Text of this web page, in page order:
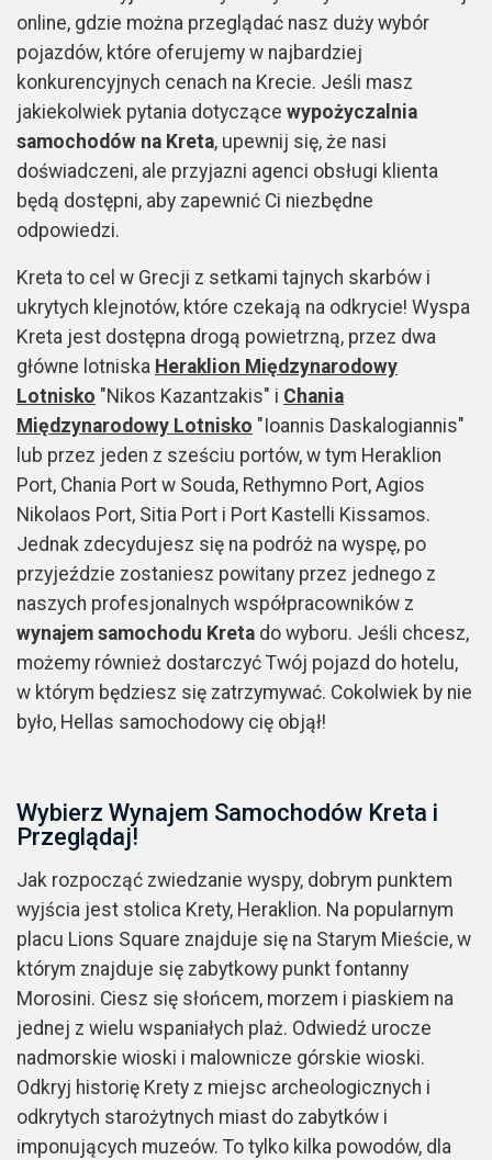
online, gdzie można przeglądać nasz duży wybór
pojazdów, które oferujemy w najbardziej
konkurencyjnych cenach na Krecie. Jeśli masz
jakiekolwiek pytania dotyczące wypożyczalnia
samochodów na Kreta, upewnij się, że nasi
doświadczeni, ale przyjazni agenci obsługi klienta
będą dostępni, aby zapewnić Ci niezbędne
odpowiedzi.
Kreta to cel w Grecji z setkami tajnych skarbów i
ukrytych klejnotów, które czekają na odkrycie! Wyspa
Kreta jest dostępna drogą powietrzną, przez dwa
główne lotniska Heraklion Międzynarodowy
Lotnisko "Nikos Kazantzakis" i Chania
Międzynarodowy Lotnisko "Ioannis Daskalogiannis"
lub przez jeden z sześciu portów, w tym Heraklion
Port, Chania Port w Souda, Rethymno Port, Agios
Nikolaos Port, Sitia Port i Port Kastelli Kissamos.
Jednak zdecydujesz się na podróż na wyspę, po
przyjeździe zostaniesz powitany przez jednego z
naszych profesjonalnych współpracowników z
wynajem samochodu Kreta do wyboru. Jeśli chcesz,
możemy również dostarczyć Twój pojazd do hotelu,
w którym będziesz się zatrzymywać. Cokolwiek by nie
było, Hellas samochodowy cię objął!
Wybierz Wynajem Samochodów Kreta i
Przeglądaj!
Jak rozpocząć zwiedzanie wyspy, dobrym punktem
wyjścia jest stolica Krety, Heraklion. Na popularnym
placu Lions Square znajduje się na Starym Mieście, w
którym znajduje się zabytkowy punkt fontanny
Morosini. Ciesz się słońcem, morzem i piaskiem na
jednej z wielu wspaniałych plaż. Odwiedź urocze
nadmorskie wioski i malownicze górskie wioski.
Odkryj historię Krety z miejsc archeologicznych i
odkrytych starożytnych miast do zabytków i
imponujących muzeów. To tylko kilka powodów, dla